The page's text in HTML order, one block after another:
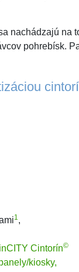
nachádzajú
pohrebísk.
1,
Cintorín©
kiosky,